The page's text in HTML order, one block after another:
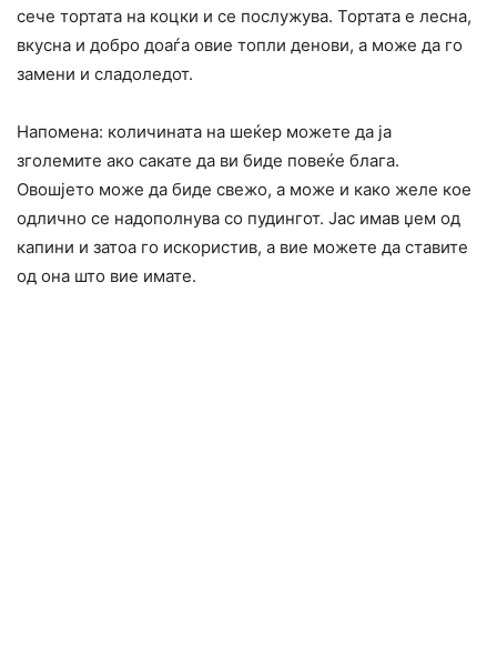
сече тортата на коцки и се послужува. Тортата е лесна,
вкусна и добро доаѓа овие топли денови, а може да го
замени и сладоледот.
Напомена: количината на шеќер можете да ја
зголемите ако сакате да ви биде повеќе блага.
Овошјето може да биде свежо, а може и како желе кое
одлично се надополнува со пудингот. Јас имав џем од
капини и затоа го искористив, а вие можете да ставите
од она што вие имате.